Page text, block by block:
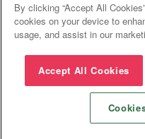
By clicking “Accept All
cookies on your device to
usage, and assist in our
Accept All Cookies